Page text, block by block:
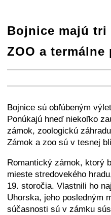
Bojnice majú tri
ZOO a termálne
+ −
⛶
+
− ⛶
Bojnice sú obľúbeným
Ponúkajú hneď niekoľko
zámok, zoologickú
Zámok a zoo sú v tesnej
Romantický zámok, ktorý
mieste stredovekého
19. storočia. Vlastnili ho
Uhorska, jeho posledným
súčasnosti sú v zámku